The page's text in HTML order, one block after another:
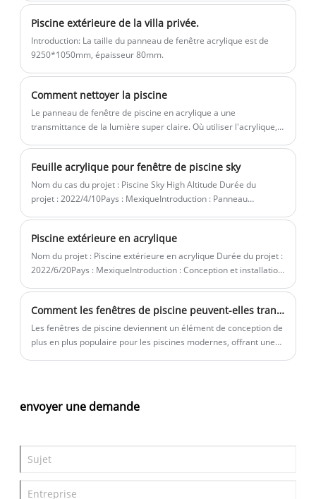
et fournir aux clients le rapport de
recommandation d'épaisseur le plus
fiable et le plus sûr. La fabrication
Kingsign est également appelée
fabrication intelligente.
placées dans un four entièrement
automatisé à travers un moule en fer sur
mesure pour un moulage à haute
température. Quels que soient la taille, le
radian et l'épaisseur, nous pouvons
personnaliser la production, tester et
analyser à l'aide d'un logiciel d'analyse
d'épaisseur le plus fiable et le plus sûr.
La fabrication Kingsign est également
d'éclairage de décoration.
Piscine extérieure de la villa privée.
Introduction: La taille du panneau de fenêtre acrylique est de
9250*1050mm, épaisseur 80mm.
Comment nettoyer la piscine
Le panneau de fenêtre de piscine en acrylique a une
transmittance de la lumière super claire. Où utiliser l'acrylique, il
entier, nous pouvons le fabriquer selon votre conception. Nous
produisons des panneaux de fenêtre de piscine en acrylique
avec un processus de coulée unique, avec une forte résistance
Feuille acrylique pour fenêtre de piscine sky
Nom du cas du projet : Piscine Sky High Altitude Durée du
projet : 2022/4/10Pays : MexiqueIntroduction : Panneau
Piscine extérieure en acrylique
Nom du projet : Piscine extérieure en acrylique Durée du projet :
2022/6/20Pays : MexiqueIntroduction : Conception et installation
Comment les fenêtres de piscine peuvent-elles transformer votre piscine en un superbe élément architectural ?
Les fenêtres de piscine deviennent un élément de conception de
plus en plus populaire pour les piscines modernes, offrant une
visibilité naturelle et ajouter un point fort architectural distinctif
aux projets de natation résidentiels, commerciaux et hôteliers.
envoyer une demande